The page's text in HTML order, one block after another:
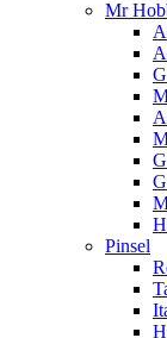
Mr
Pinsel